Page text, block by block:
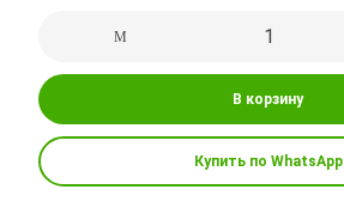
В корзину
Купить по WhatsApp